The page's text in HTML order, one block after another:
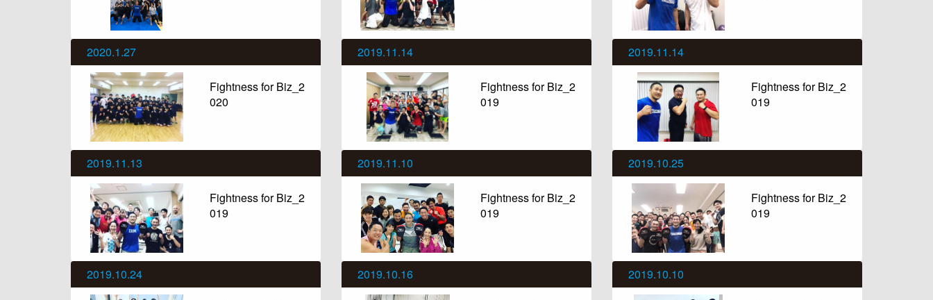
2020.1.27
Fightness for Biz_2
020
2019.11.14
Fightness for Biz_2
019
2019.11.14
Fightness for Biz_2
019
2019.11.13
Fightness for Biz_2
019
2019.11.10
Fightness for Biz_2
019
2019.10.25
Fightness for Biz_2
019
2019.10.24 2019.10.16 2019.10.10